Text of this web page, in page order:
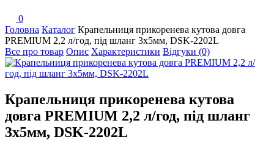
0
Головна Каталог Крапельниця прикоренева кутова довга
PREMIUM 2,2 л/год, під шланг 3х5мм, DSK-2202L
Все про товар Опис Характеристики Відгуки (0)
Крапельниця прикоренева кутова
довга PREMIUM 2,2 л/год, під шланг
3х5мм, DSK-2202L